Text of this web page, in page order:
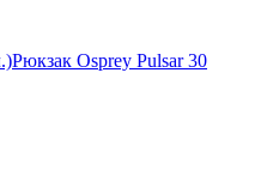
Рюкзак Osprey Pulsar 30